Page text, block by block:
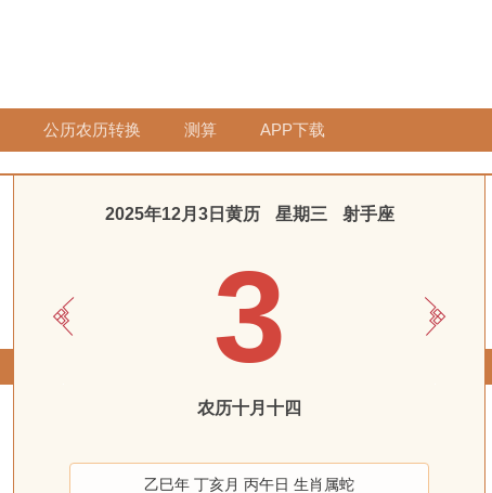
公历农历转换 测算 APP下载
2025年12月3日黄历 星期三 射手座
3
农历十月十四
乙巳年 丁亥月 丙午日 生肖属蛇